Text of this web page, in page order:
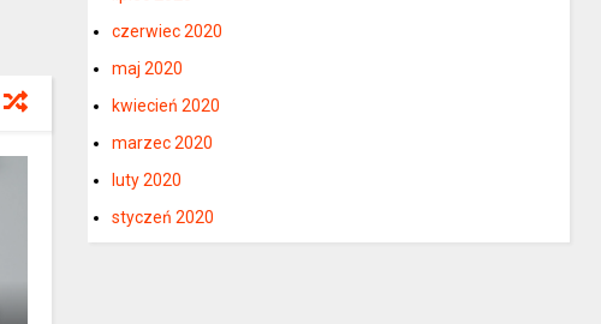
czerwiec 2020
maj 2020
kwiecień 2020
marzec 2020
luty 2020
styczeń 2020